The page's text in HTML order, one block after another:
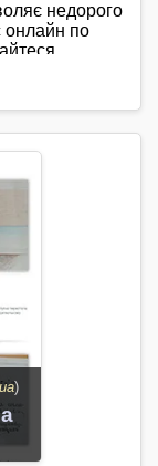
недорого
онлайн по
по 25 000
5 500
на
місць
та
поштою а
початку
на сайт →
)